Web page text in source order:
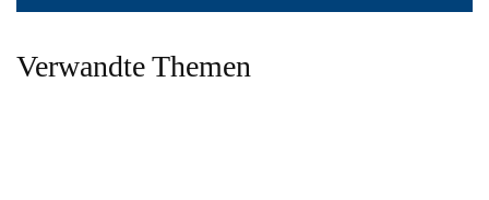
Verwandte Themen